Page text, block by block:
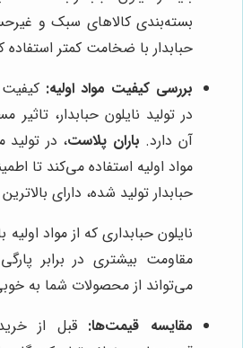
بسته‌بندی کالاهای سبک و
حبابدار با ضخامت کمتر استفاده
بررسی کیفیت مواد اولیه:
در تولید نایلون حبابدار،
آن دارد. باران پلاست، در
مواد اولیه استفاده می‌کند تا
حبابدار تولید شده، دارای
نایلون حبابداری که از مواد
مقاومت بیشتری در برابر
می‌تواند از محصولات شما به
مقایسه قیمت‌ها: قبل از